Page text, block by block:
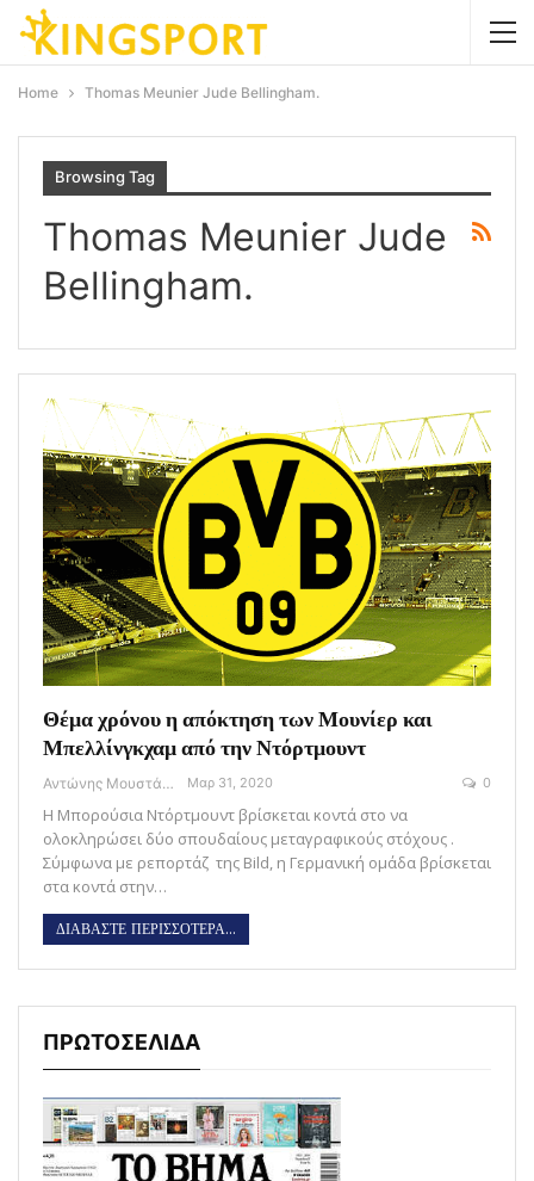
Home Thomas Meunier Jude Bellingham.
Browsing Tag
Thomas Meunier Jude
Bellingham.
Θέμα χρόνου η απόκτηση των Μουνίερ και
Μπελλίνγκχαμ από την Ντόρτμουντ
Αντώνης Μουστάκας Μαρ 31, 2020 0
Η Μπορούσια Ντόρτμουντ βρίσκεται κοντά στο να
ολοκληρώσει δύο σπουδαίους μεταγραφικούς στόχους .
Σύμφωνα με ρεπορτάζ της Bild, η Γερμανική ομάδα βρίσκεται
στα κοντά στην…
ΔΙΑΒΑΣΤΕ ΠΕΡΙΣΣΟΤΕΡΑ...
ΠΡΩΤΟΣΕΛΙΔΑ